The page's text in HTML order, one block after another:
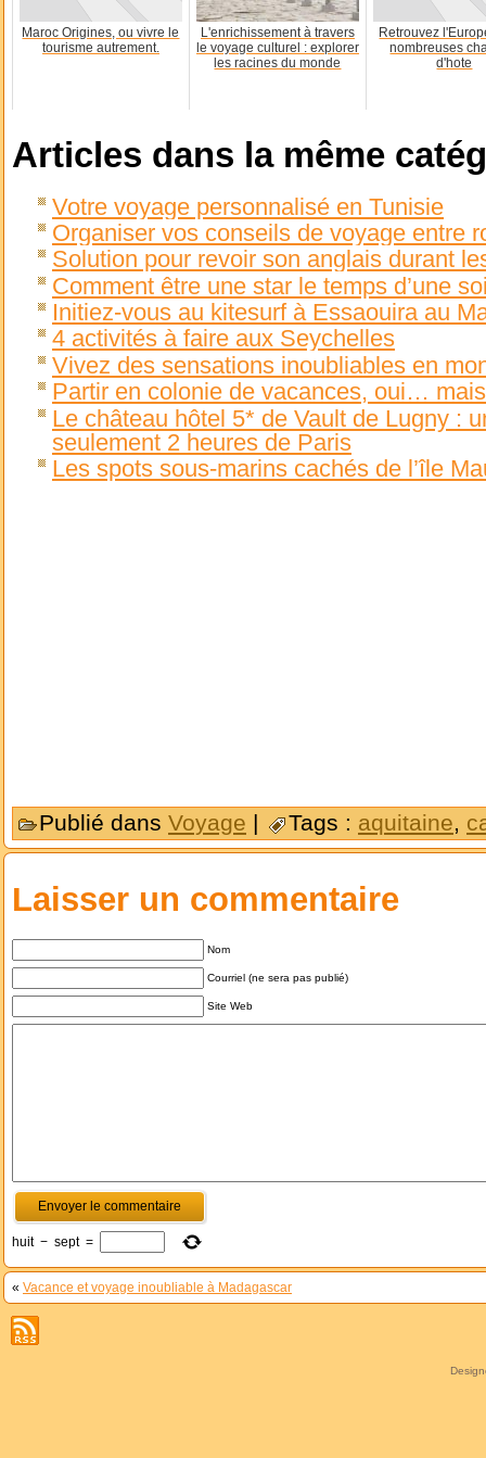
Maroc Origines, ou vivre le
tourisme autrement.
L'enrichissement à travers
le voyage culturel : explorer
les racines du monde
Retrouvez
nombreuses
d'hote
Articles dans la même
Votre voyage personnalisé en Tunisie
Organiser vos conseils de voyage entre
Solution pour revoir son anglais durant
Comment être une star le temps d’une
Initiez-vous au kitesurf à Essaouira au
4 activités à faire aux Seychelles
Vivez des sensations inoubliables en
Partir en colonie de vacances, oui…
Le château hôtel 5* de Vault de Lugny :
seulement 2 heures de Paris
Les spots sous-marins cachés de l’île
Publié dans Voyage | Tags : aquitaine,
Laisser un commentaire
Nom
Courriel (ne sera pas publié)
Site Web
huit − sept =
« Vacance et voyage inoubliable à Madagascar